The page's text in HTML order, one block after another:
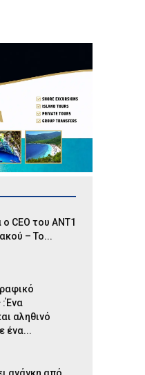
CEO του ANT1
– Το...
:Ένα
αληθινό
ένα...